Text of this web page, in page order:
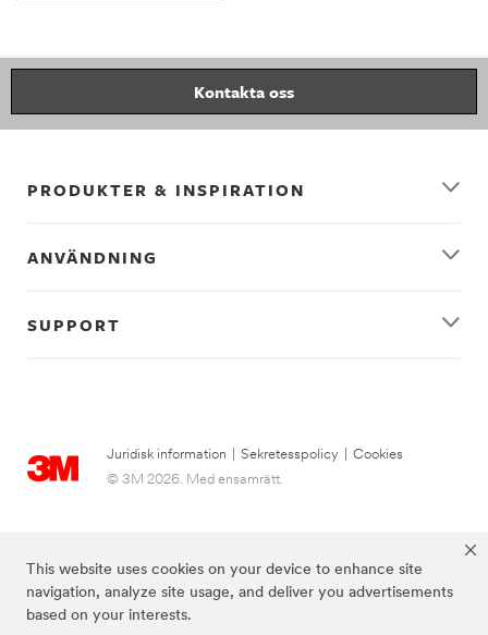
This website uses cookies on your device to enhance site
navigation, analyze site usage, and deliver you advertisements
based on your interests.
Kontakta oss
PRODUKTER & INSPIRATION
ANVÄNDNING
SUPPORT
Juridisk information Sekretesspolicy
Cookies
© 3M 2026. Med ensamrätt.